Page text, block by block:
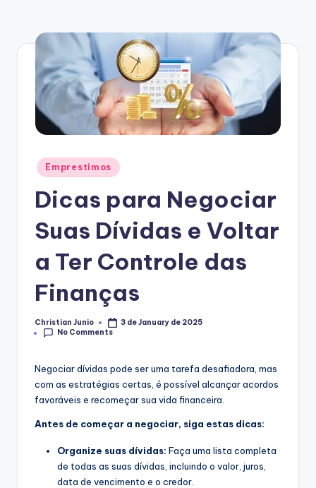
Posted
in
Emprestimos
Dicas para Negociar
Suas Dívidas e Voltar
a Ter Controle das
Finanças
Posted
by
Christian Junio
3 de January de 2025
No Comments
Negociar dívidas pode ser uma tarefa desafiadora, mas
com as estratégias certas, é possível alcançar acordos
favoráveis e recomeçar sua vida financeira.
Antes de começar a negociar, siga estas dicas:
Organize suas dívidas: Faça uma lista completa
de todas as suas dívidas, incluindo o valor, juros,
data de vencimento e o credor.